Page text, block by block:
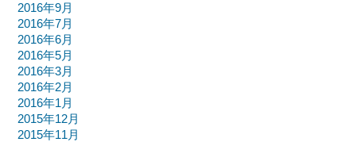
2016年9月
2016年7月
2016年6月
2016年5月
2016年3月
2016年2月
2016年1月
2015年12月
2015年11月